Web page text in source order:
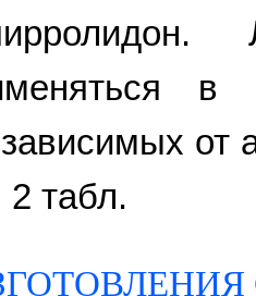
в
от
табл.